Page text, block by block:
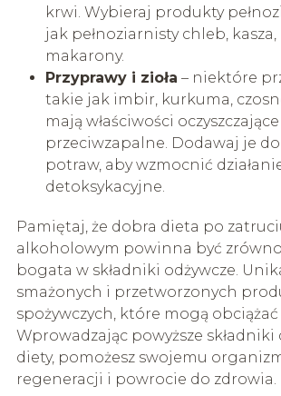
krwi. Wybieraj produkty
jak pełnoziarnisty chleb, kasza,
makarony.
Przyprawy i zioła – niektóre
takie jak imbir, kurkuma,
mają właściwości oczyszczające
przeciwzapalne. Dodawaj je
potraw, aby wzmocnić
detoksykacyjne.
Pamiętaj, że dobra dieta po
alkoholowym powinna być
bogata w składniki odżywcze.
smażonych i przetworzonych
spożywczych, które mogą
Wprowadzając powyższe składniki
diety, pomożesz swojemu
regeneracji i powrocie do zdrowia.